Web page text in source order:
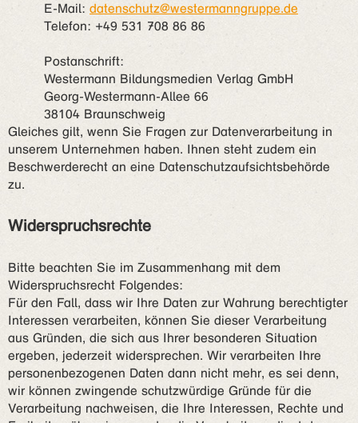
E-Mail: datenschutz@westermanngruppe.de
Telefon: +49 531 708 86 86
Postanschrift:
Westermann Bildungsmedien Verlag GmbH
Georg-Westermann-Allee 66
38104 Braunschweig
Gleiches gilt, wenn Sie Fragen zur Datenverarbeitung in
unserem Unternehmen haben. Ihnen steht zudem ein
Beschwerderecht an eine Datenschutzaufsichtsbehörde
zu.
Widerspruchsrechte
Bitte beachten Sie im Zusammenhang mit dem
Widerspruchsrecht Folgendes:
Für den Fall, dass wir Ihre Daten zur Wahrung berechtigter
Interessen verarbeiten, können Sie dieser Verarbeitung
aus Gründen, die sich aus Ihrer besonderen Situation
ergeben, jederzeit widersprechen. Wir verarbeiten Ihre
personenbezogenen Daten dann nicht mehr, es sei denn,
wir können zwingende schutzwürdige Gründe für die
Verarbeitung nachweisen, die Ihre Interessen, Rechte und